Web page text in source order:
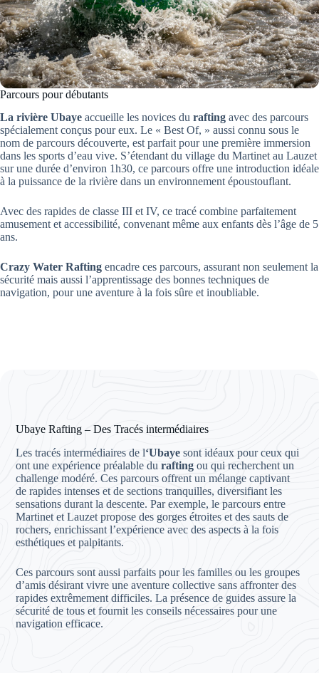
Parcours pour débutants
La rivière Ubaye accueille les novices du rafting avec des parcours
spécialement conçus pour eux. Le « Best Of, » aussi connu sous le
nom de parcours découverte, est parfait pour une première immersion
dans les sports d’eau vive. S’étendant du village du Martinet au Lauzet
sur une durée d’environ 1h30, ce parcours offre une introduction idéale
à la puissance de la rivière dans un environnement époustouflant.
Avec des rapides de classe III et IV, ce tracé combine parfaitement
amusement et accessibilité, convenant même aux enfants dès l’âge de 5
ans.
Crazy Water Rafting encadre ces parcours, assurant non seulement la
sécurité mais aussi l’apprentissage des bonnes techniques de
navigation, pour une aventure à la fois sûre et inoubliable.
Ubaye Rafting – Des Tracés intermédiaires
Les tracés intermédiaires de l‘Ubayesont idéaux pour ceux qui
ont une expérience préalable duraftingou qui recherchent un
challenge modéré. Ces parcours offrent un mélange captivant
de rapides intenses et de sections tranquilles, diversifiant les
sensations durant la descente. Par exemple, le parcours entre
Martinet et Lauzet propose des gorges étroites et des sauts de
rochers, enrichissant l’expérience avec des aspects à la fois
esthétiques et palpitants.
Ces parcours sont aussi parfaits pour les familles ou les groupes
d’amis désirant vivre une aventure collective sans affronter des
rapides extrêmement difficiles. La présence de guides assure la
sécurité de tous et fournit les conseils nécessaires pour une
navigation efficace.